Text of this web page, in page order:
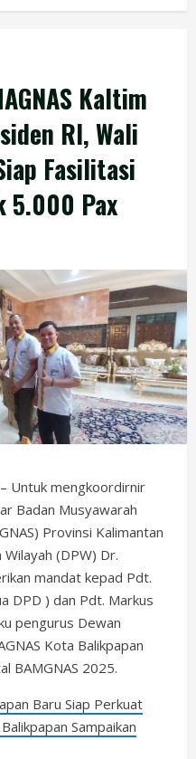
Kaltim
RI, Wali
Fasilitasi
5.000 Pax
Untuk mengkoordirnir
Badan Musyawarah
Provinsi Kalimantan
(DPW) Dr.
mandat kepad Pdt.
DPD ) dan Pdt. Markus
pengurus Dewan
Kota Balikpapan
BAMGNAS 2025.
Baru Siap Perkuat
Sampaikan